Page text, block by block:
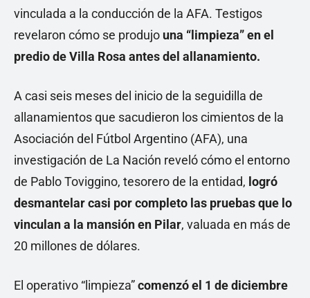
vinculada a la conducción de la AFA. Testigos
revelaron cómo se produjo una “limpieza” en el
predio de Villa Rosa antes del allanamiento.
A casi seis meses del inicio de la seguidilla de
allanamientos que sacudieron los cimientos de la
Asociación del Fútbol Argentino (AFA), una
investigación de La Nación reveló cómo el entorno
de Pablo Toviggino, tesorero de la entidad, logró
desmantelar casi por completo las pruebas que lo
vinculan a la mansión en Pilar, valuada en más de
20 millones de dólares.
El operativo “limpieza”comenzó el 1 de diciembre